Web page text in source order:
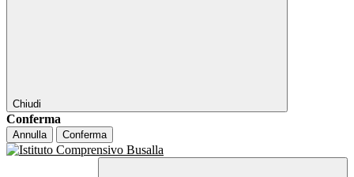
Chiudi
Conferma
Annulla Conferma